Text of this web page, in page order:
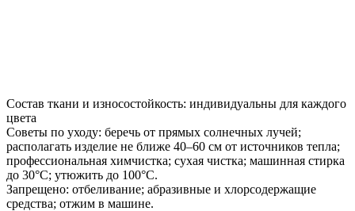
Состав ткани и износостойкость: индивидуальны для каждого
цвета
Советы по уходу: беречь от прямых солнечных лучей;
располагать изделие не ближе 40–60 см от источников тепла;
профессиональная химчистка; сухая чистка; машинная стирка
до 30°C; утюжить до 100°C.
Запрещено: отбеливание; абразивные и хлорсодержащие
средства; отжим в машине.